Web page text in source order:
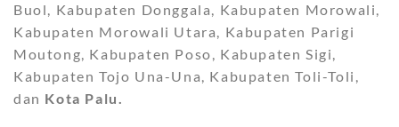
Buol, Kabupaten Donggala, Kabupaten Morowali,
Kabupaten Morowali Utara, Kabupaten Parigi
Moutong, Kabupaten Poso, Kabupaten Sigi,
Kabupaten Tojo Una-Una, Kabupaten Toli-Toli,
dan Kota Palu.